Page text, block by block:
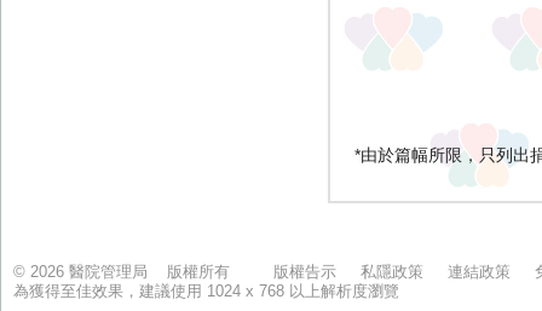
© 2026 醫院管理局 版權所有 版權告示 私隱政策 連結政策
為獲得至佳效果，建議使用 1024 x 768 以上解析度瀏覽